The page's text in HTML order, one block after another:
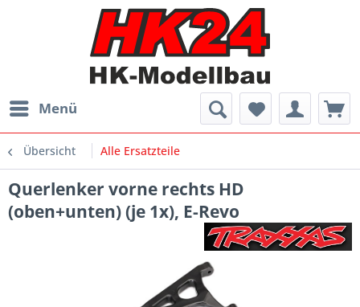
Menü
Übersicht Alle Ersatzteile
Querlenker vorne rechts HD
(oben+unten) (je 1x), E-Revo